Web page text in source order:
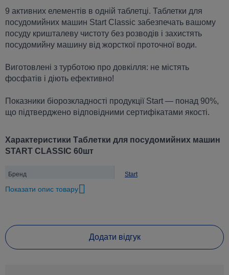
9 активних елементів в одній таблетці. Таблетки для
посудомийних машин Start Classic забезпечать вашому
посуду кришталеву чистоту без розводів і захистять
посудомийну машину від жорсткої проточної води.
Виготовлені з турботою про довкілля: не містять
фосфатів і діють ефективно!
Показники біорозкладності продукції Start — понад 90%,
що підтверджено відповідними сертифікатами якості.
Характеристики Таблетки для посудомийних машин
START CLASSIC 60шт
Бренд Start
Різновид товару
Призначення засобу Для всіх видів посуду
Клас засобу
Показати опис товару
Додати відгук